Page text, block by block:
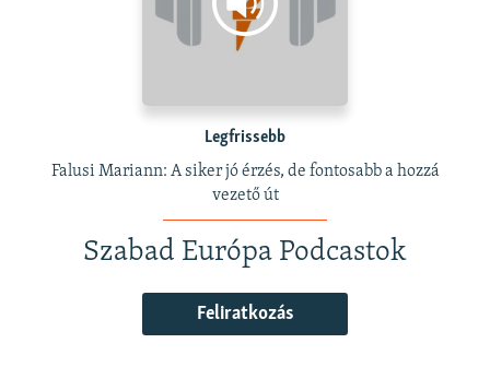
Legfrissebb
Falusi Mariann: A siker jó érzés, de fontosabb a hozzá
vezető út
Szabad Európa Podcastok
Feliratkozás